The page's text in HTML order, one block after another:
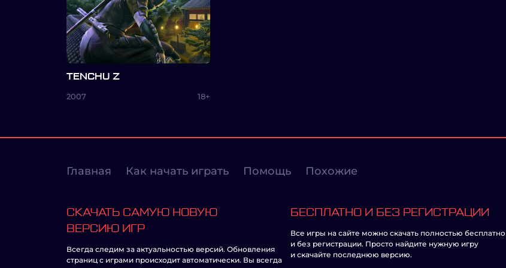
TENCHU Z
2007 18+
Главная Как начать играть Помощь Похожие
СКАЧАТЬ САМУЮ НОВУЮ
ВЕРСИЮ ИГР
Всегда следим за актуальностью версий. Обновления
страниц с играми происходит автоматически. Вы всегда
БЕСПЛАТНО И БЕЗ РЕГИСТРАЦИИ
Все игры на сайте можно скачать полностью бесплатно
и без регистрации. Просто найдите нужную игру
и скачайте последнюю версию.